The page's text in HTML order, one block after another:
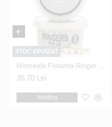
STOC EPUIZAT
35.70 Lei
Notifica